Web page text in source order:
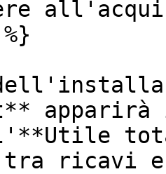
tra ricavi